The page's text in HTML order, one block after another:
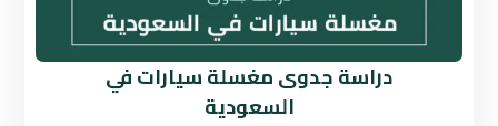
دراسة جدوى مغسلة سيارات في
السعودية